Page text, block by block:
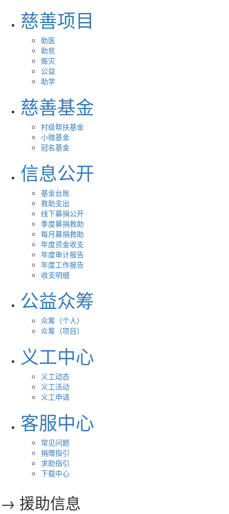
慈善项目
助医
助贫
赈灾
公益
助学
慈善基金
村级帮扶基金
小微基金
冠名基金
信息公开
基金台账
救助支出
线下募捐公开
季度募捐救助
每月募捐救助
年度资金收支
年度审计报告
年度工作报告
收支明细
公益众筹
众筹（个人）
众筹（项目）
义工中心
义工动态
义工活动
义工申请
客服中心
常见问题
捐赠指引
求助指引
下载中心
→ 援助信息